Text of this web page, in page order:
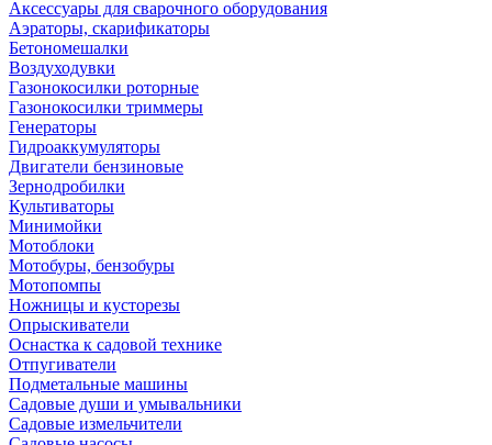
Аксессуары для сварочного оборудования
Аэраторы, скарификаторы
Бетономешалки
Воздуходувки
Газонокосилки роторные
Газонокосилки триммеры
Генераторы
Гидроаккумуляторы
Двигатели бензиновые
Зернодробилки
Культиваторы
Минимойки
Мотоблоки
Мотобуры, бензобуры
Мотопомпы
Ножницы и кусторезы
Опрыскиватели
Оснастка к садовой технике
Отпугиватели
Подметальные машины
Садовые души и умывальники
Садовые измельчители